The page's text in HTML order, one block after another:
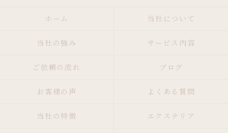
ホーム 当社について
当社の強み サービス内容
ご依頼の流れ ブログ
お客様の声 よくある質問
当社の特徴 エクステリア